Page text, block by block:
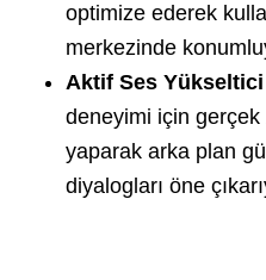
optimize ederek
merkezinde
Aktif Ses
deneyimi için gerçek
yaparak arka plan
diyalogları öne